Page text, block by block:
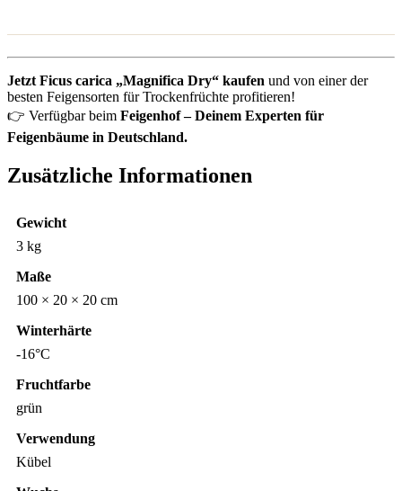
Jetzt Ficus carica „Magnifica Dry“ kaufen und von einer der
besten Feigensorten für Trockenfrüchte profitieren!
👉 Verfügbar beim Feigenhof – Deinem Experten für
Feigenbäume in Deutschland.
Zusätzliche Informationen
Gewicht
3 kg
Maße
100 × 20 × 20 cm
Winterhärte
-16°C
Fruchtfarbe
grün
Verwendung
Kübel